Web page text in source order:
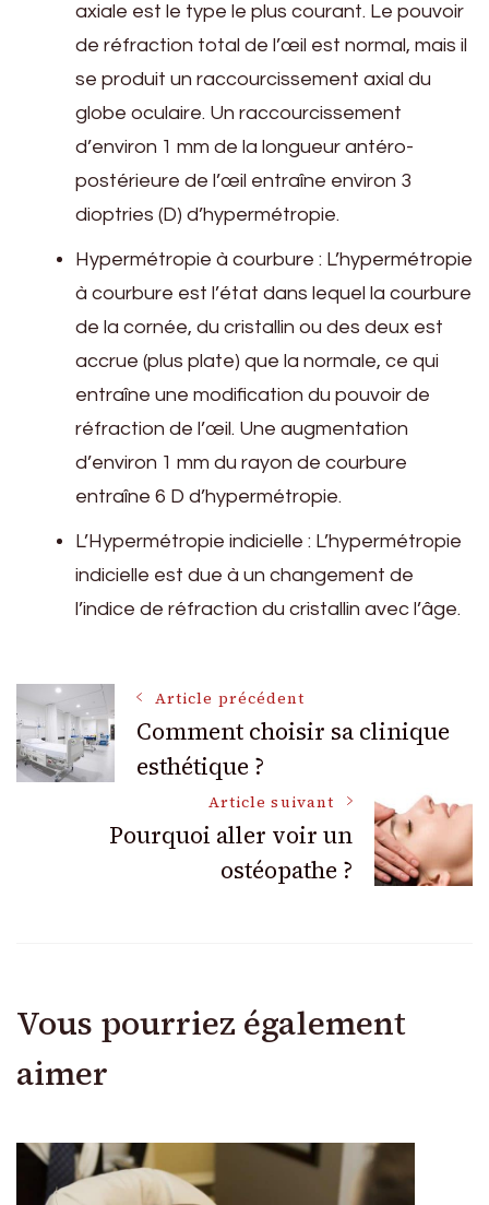
axiale est le type le plus courant. Le pouvoir
de réfraction total de l’œil est normal, mais il
se produit un raccourcissement axial du
globe oculaire. Un raccourcissement
d’environ 1 mm de la longueur antéro-
postérieure de l’œil entraîne environ 3
dioptries (D) d’hypermétropie.
Hypermétropie à courbure : L’hypermétropie
à courbure est l’état dans lequel la courbure
de la cornée, du cristallin ou des deux est
accrue (plus plate) que la normale, ce qui
entraîne une modification du pouvoir de
réfraction de l’œil. Une augmentation
d’environ 1 mm du rayon de courbure
entraîne 6 D d’hypermétropie.
L’Hypermétropie indicielle : L’hypermétropie
indicielle est due à un changement de
l’indice de réfraction du cristallin avec l’âge.
Navigation
des
articles
Article précédent
Comment choisir sa clinique
esthétique ?
Article suivant
Pourquoi aller voir un
ostéopathe ?
Vous pourriez également
aimer